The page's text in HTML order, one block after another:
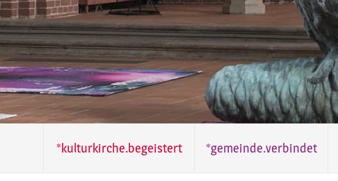
*kulturkirche.begeistert *gemeinde.verbindet